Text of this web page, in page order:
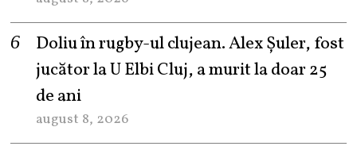
Doliu în rugby-ul clujean. Alex Șuler, fost
jucător la U Elbi Cluj, a murit la doar 25
de ani
august 8, 2026